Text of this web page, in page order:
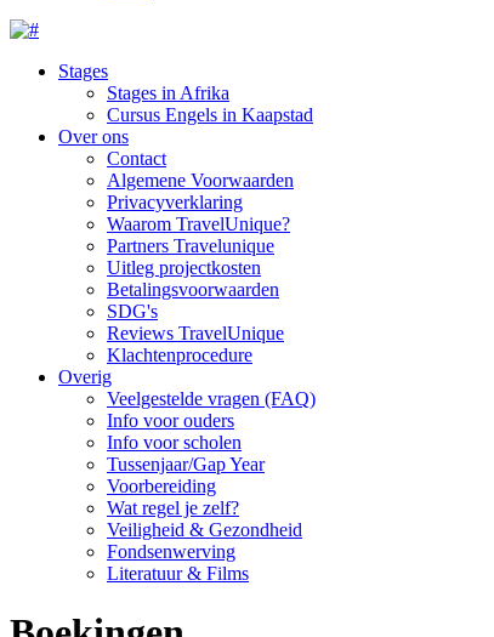
Stages
Stages in Afrika
Cursus Engels in Kaapstad
Over ons
Contact
Algemene Voorwaarden
Privacyverklaring
Waarom TravelUnique?
Partners Travelunique
Uitleg projectkosten
Betalingsvoorwaarden
SDG's
Reviews TravelUnique
Klachtenprocedure
Overig
Veelgestelde vragen (FAQ)
Info voor ouders
Info voor scholen
Tussenjaar/Gap Year
Voorbereiding
Wat regel je zelf?
Veiligheid & Gezondheid
Fondsenwerving
Literatuur & Films